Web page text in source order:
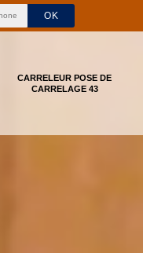
CARRELEUR POSE DE
CARRELAGE 43